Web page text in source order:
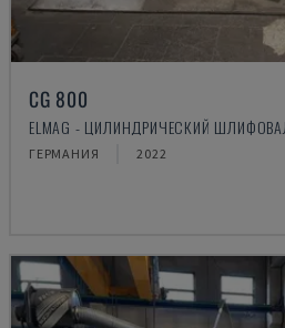
CG 800
ELMAG - ЦИЛИНДРИЧЕСКИЙ
ГЕРМАНИЯ 2022